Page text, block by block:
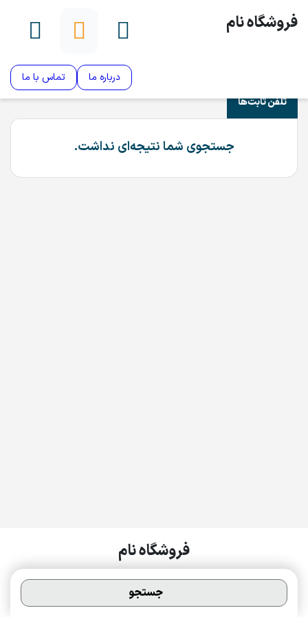
فروشگاه نام
درباره ما
تماس با ما
تلفن ثابت‌ها
جستجوی شما نتیجه‌ای نداشت.
جستجو
فروشگاه نام
درباره ما